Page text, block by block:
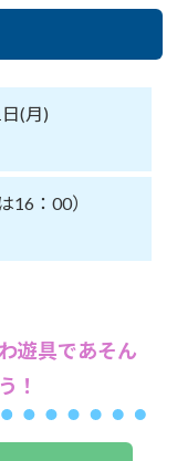
(月)
16：00）
遊具であそん
！